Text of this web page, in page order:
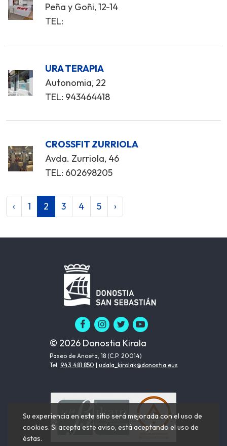
Peña y Goñi, 12-14
TEL:
URA TERAPIA
Autonomia, 22
TEL: 943464418
CROSSFIT ZURRIOLA
Avda. Zurriola, 46
TEL: 602698205
‹ 1 2 3 4 5 ›
© 2026 Donostia Kirola
Paseo de Anoeta, 18 (C.P. 20014)
Tel: 943 481 850 | udala_kirolak@donostia.eus
Su experiencia en este sitio será mejorada con el uso de
cookies. Si acepta este aviso, está aceptando el uso de
éstas.